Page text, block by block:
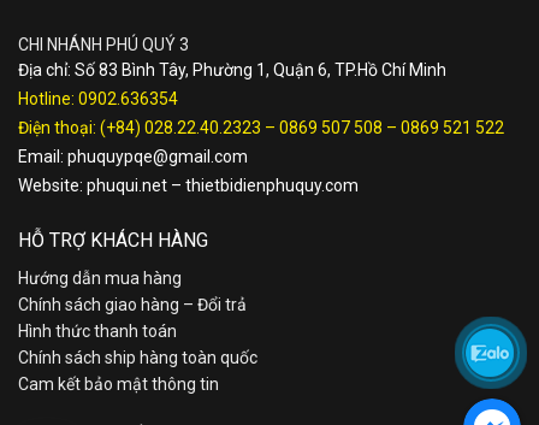
CHI NHÁNH PHÚ QUÝ 3
Địa chỉ: Số 83 Bình Tây, Phường 1, Quận 6, TP.Hồ Chí Minh
Hotline: 0902.636354
Điện thoại: (+84) 028.22.40.2323 – 0869 507 508 – 0869 521 522
Email: phuquypqe@gmail.com
Website: phuqui.net – thietbidienphuquy.com
HỖ TRỢ KHÁCH HÀNG
Hướng dẫn mua hàng
Chính sách giao hàng – Đổi trả
Hình thức thanh toán
Chính sách ship hàng toàn quốc
Cam kết bảo mật thông tin